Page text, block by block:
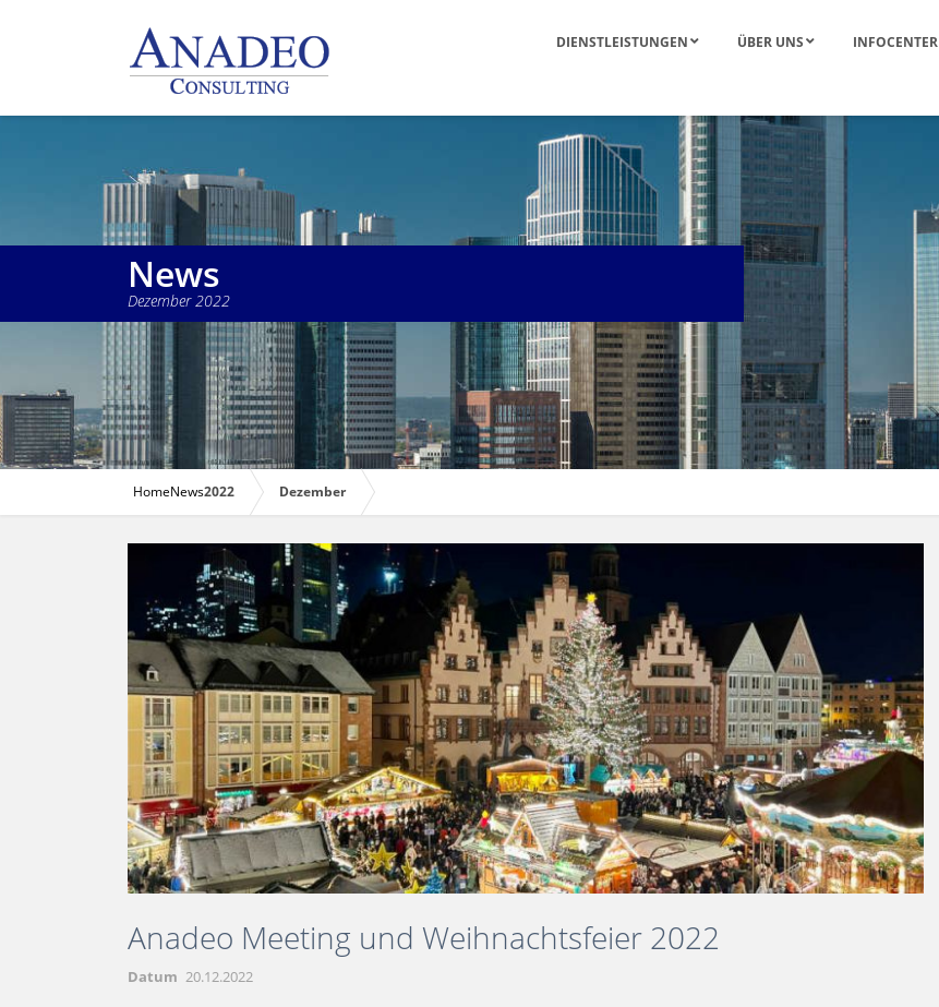
DIENSTLEISTUNGEN ÜBER UNS INFOCENTER
News
Dezember 2022
HomeNews2022 Dezember
Anadeo Meeting und Weihnachtsfeier 2022
Datum 20.12.2022